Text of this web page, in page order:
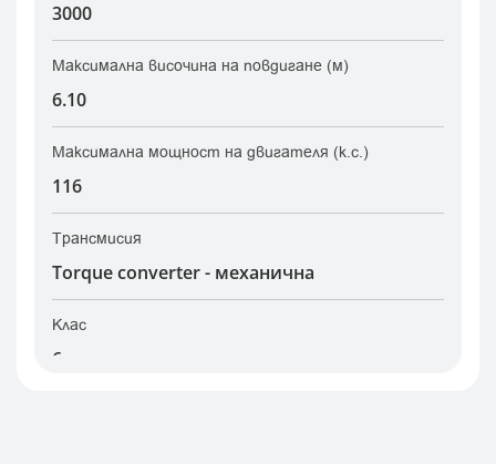
3000
Мaксимална височина на повдигане (м)
6.10
Максимална мощност на двигателя (к.с.)
116
Трансмисия
Torque converter - механична
Клас
6-метров